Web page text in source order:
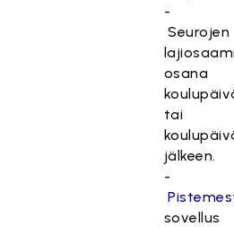
-
Seurojen
osana
tai
jälkeen.
-
sovellus